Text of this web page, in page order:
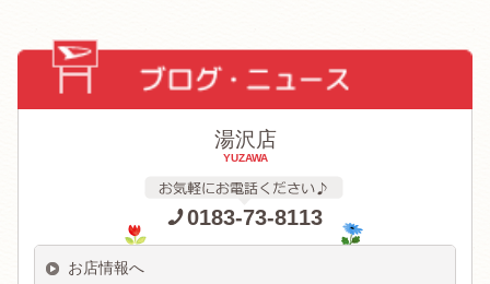
湯沢店
YUZAWA
0183-73-8113
お店情報へ